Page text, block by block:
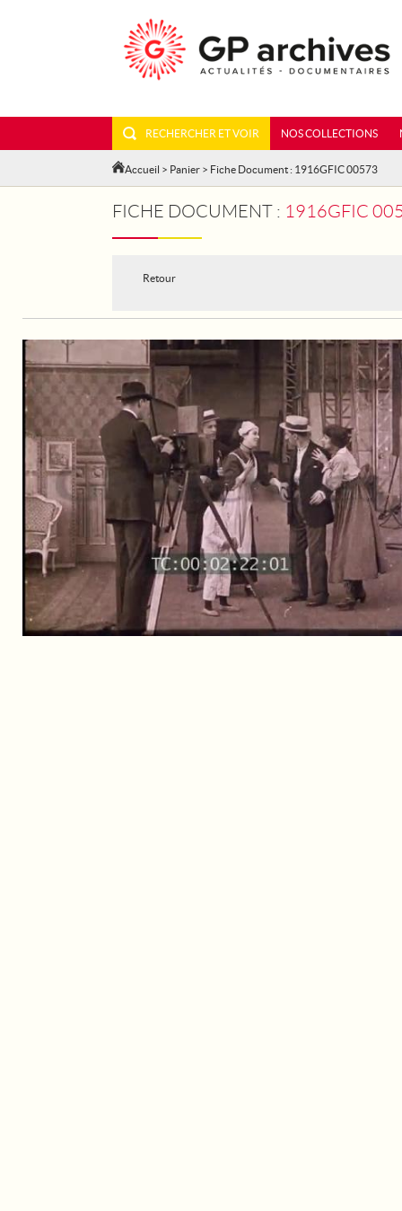
RECHERCHER ET VOIR NOS COLLECTIONS
Accueil > Panier > Fiche Document : 1916GFIC 00573
FICHE DOCUMENT : 1916GFIC
Retour